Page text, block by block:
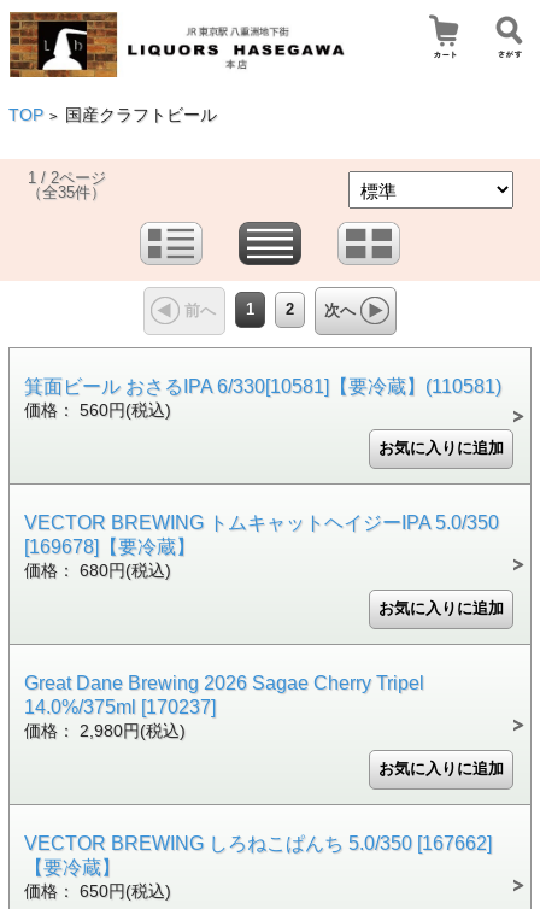
TOP > 国産クラフトビール
1 / 2ページ
（全35件）
前へ 1 2 次へ
箕面ビール おさるIPA 6/330[10581]【要冷蔵】(110581)
価格： 560円(税込)
VECTOR BREWING トムキャットヘイジーIPA 5.0/350
[169678]【要冷蔵】
価格： 680円(税込)
Great Dane Brewing 2026 Sagae Cherry Tripel
14.0%/375ml [170237]
価格： 2,980円(税込)
VECTOR BREWING しろねこぱんち 5.0/350 [167662]
【要冷蔵】
価格： 650円(税込)